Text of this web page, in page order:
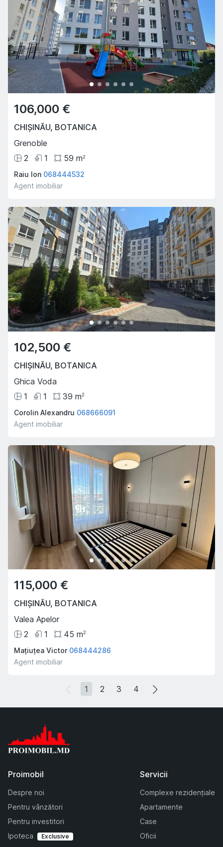
106,000 €
CHIȘINĂU, BOTANICA
Grenoble
2
1 59 m2
Raiu Ion 068444532
Agent imobiliar
102,500 €
CHIȘINĂU, BOTANICA
Ghica Voda
1
1 39 m2
Corolin Alexandru 068666091
Agent imobiliar
115,000 €
CHIȘINĂU, BOTANICA
Valea Apelor
2
1 45 m2
Mațiuțea Victor 068444286
Agent imobiliar
1 2 3 4
Proimobil
Despre noi
Pentru vânzători
Pentru investitori
Ipoteca
Exclusive
Servicii
Complexe rezidențiale
Apartamente
Case
Oficii